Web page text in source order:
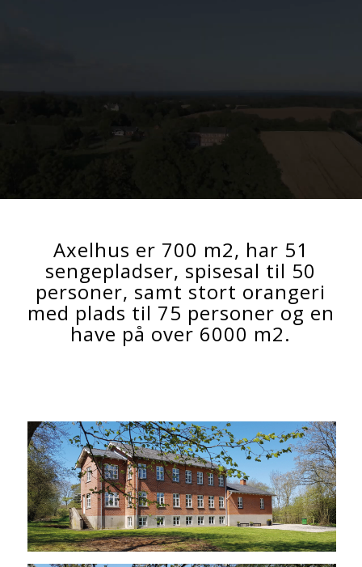
Axelhus er 700 m2, har 51
sengepladser, spisesal til 50
personer, samt stort orangeri
med plads til 75 personer og en
have på over 6000 m2.